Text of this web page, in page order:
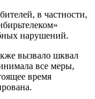
в частности,
нарушений.
вызвало шквал
все меры,
время